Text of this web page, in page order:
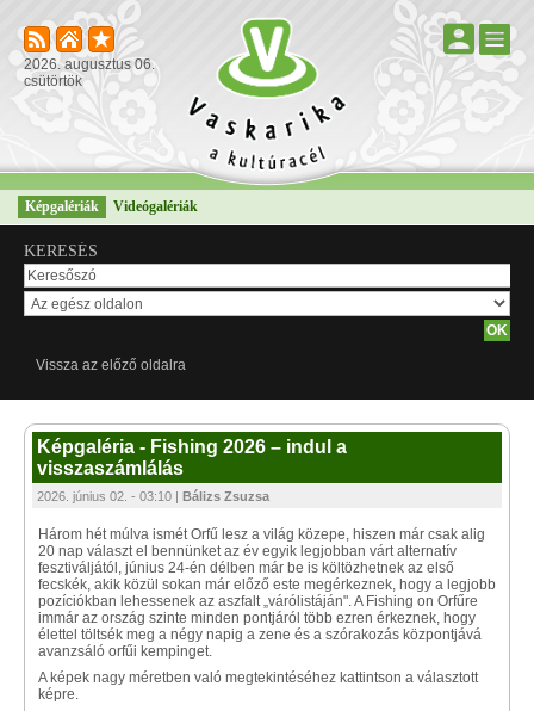
2026. augusztus 06.
csütörtök
Képgalériák Videógalériák
KERESÉS
Vissza az előző oldalra
Képgaléria - Fishing 2026 – indul a
visszaszámlálás
2026. június 02. - 03:10 | Bálizs Zsuzsa
Három hét múlva ismét Orfű lesz a világ közepe, hiszen már csak alig
20 nap választ el bennünket az év egyik legjobban várt alternatív
fesztiváljától, június 24-én délben már be is költözhetnek az első
fecskék, akik közül sokan már előző este megérkeznek, hogy a legjobb
pozíciókban lehessenek az aszfalt „várólistáján". A Fishing on Orfűre
immár az ország szinte minden pontjáról több ezren érkeznek, hogy
élettel töltsék meg a négy napig a zene és a szórakozás központjává
avanzsáló orfűi kempinget.
A képek nagy méretben való megtekintéséhez kattintson a választott
képre.